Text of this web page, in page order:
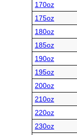
170oz
175oz
180oz
185oz
190oz
195oz
200oz
210oz
220oz
230oz